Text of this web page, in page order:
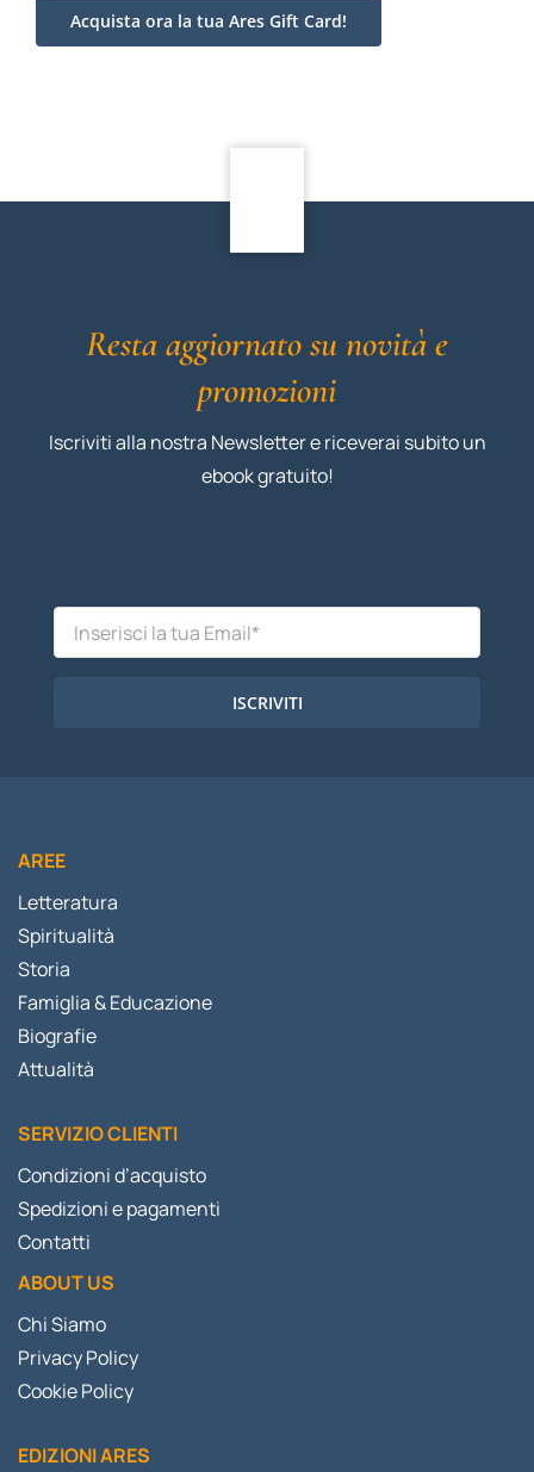
Acquista ora la tua Ares Gift Card!
Resta aggiornato su novità e
promozioni
Iscriviti alla nostra Newsletter e riceverai subito un
ebook gratuito!
ISCRIVITI
AREE
Letteratura
Spiritualità
Storia
Famiglia & Educazione
Biografie
Attualità
SERVIZIO CLIENTI
Condizioni d’acquisto
Spedizioni e pagamenti
Contatti
ABOUT US
Chi Siamo
Privacy Policy
Cookie Policy
EDIZIONI ARES